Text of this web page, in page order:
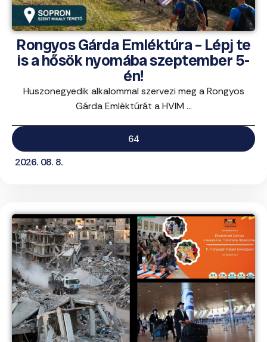
Rongyos Gárda Emléktúra – Lépj te
is a hősök nyomába szeptember 5-
én!
Huszonegyedik alkalommal szervezi meg a Rongyos
Gárda Emléktúrát a HVIM ...
64
2026. 08. 8.